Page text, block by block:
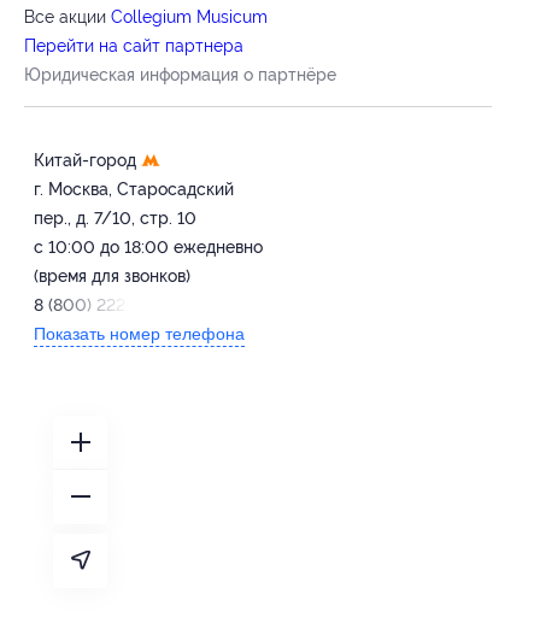
Все акции Collegium Musicum
Перейти на сайт партнера
Юридическая информация о партнёре
Китай-город
г. Москва, Старосадский
пер., д. 7/10, стр. 10
с 10:00 до 18:00 ежедневно
(время для звонков)
8 (800) 222-61-00
Показать номер телефона